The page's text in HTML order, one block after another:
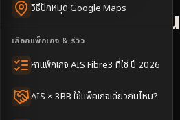
วิธีปักหมุด Google Maps
เลือกแพ็กเกจ & รีวิว
หาแพ็กเกจ AIS Fibre3 ที่ใช่ ปี 2026
AIS × 3BB ใช้แพ็คเกจเดียวกันไหม?
รับติดตั้งเน็ตบ้าน
Fibre
อำเภอท่าลี่